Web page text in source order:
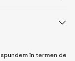
în termen de